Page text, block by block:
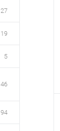
27
19
5
46
94